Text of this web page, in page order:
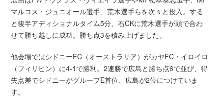
マルコス・ジュニオール選手、荒木選手らを次々と投入。する
と後半アディショナルタイム5分、右CKに荒木選手が頭で合わ
せて勝ち越しに成功。勝ち点3を積み上げました。
他会場ではシドニーFC（オーストラリア）がカヤFC・イロイロ
（フィリピン）に4-1で勝利。2連勝で広島と勝ち点6で並び、得
失点差でシドニーがグループE首位、広島が2位につけていま
す。